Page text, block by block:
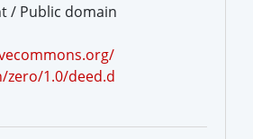
/ Public domain
zero/1.0/deed.d